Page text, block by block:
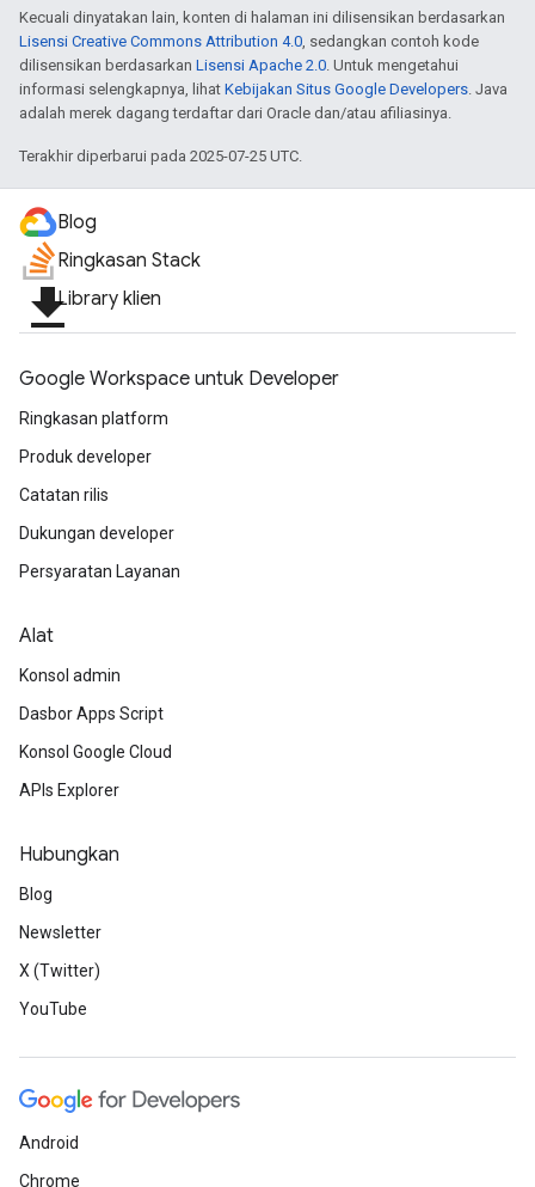
Kecuali dinyatakan lain, konten di halaman ini dilisensikan berdasarkan
Lisensi Creative Commons Attribution 4.0, sedangkan contoh kode
dilisensikan berdasarkan Lisensi Apache 2.0. Untuk mengetahui
informasi selengkapnya, lihat Kebijakan Situs Google Developers. Java
adalah merek dagang terdaftar dari Oracle dan/atau afiliasinya.
Terakhir diperbarui pada 2025-07-25 UTC.
Blog
Ringkasan Stack
file_downloadLibrary klien
Google Workspace untuk Developer
Ringkasan platform
Produk developer
Catatan rilis
Dukungan developer
Persyaratan Layanan
Alat
Konsol admin
Dasbor Apps Script
Konsol Google Cloud
APIs Explorer
Hubungkan
Blog
Newsletter
X (Twitter)
YouTube
Android
Chrome